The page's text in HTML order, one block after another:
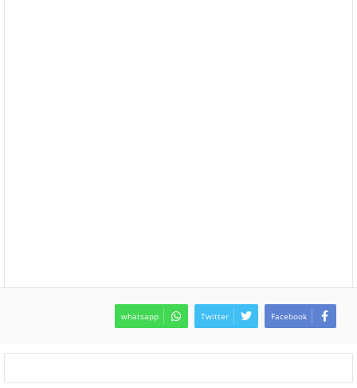
Facebook
Twitter
whatsapp